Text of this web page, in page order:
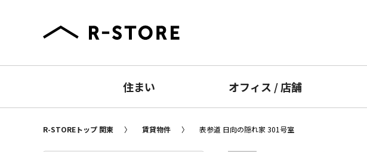
住まい オフィス /店舗
R-STOREトップ 関東 賃貸物件 表参道 日向の隠れ家 301号室